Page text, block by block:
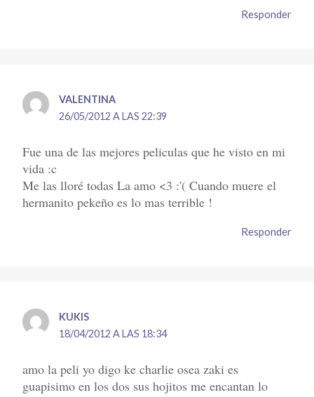
Responder
VALENTINA
26/05/2012 A LAS 22:39
Fue una de las mejores peliculas que he visto en mi
vida :c
Me las lloré todas La amo <3 :'( Cuando muere el
hermanito pekeño es lo mas terrible !
Responder
KUKIS
18/04/2012 A LAS 18:34
amo la peli yo digo ke charlie osea zaki es
guapisimo en los dos sus hojitos me encantan lo